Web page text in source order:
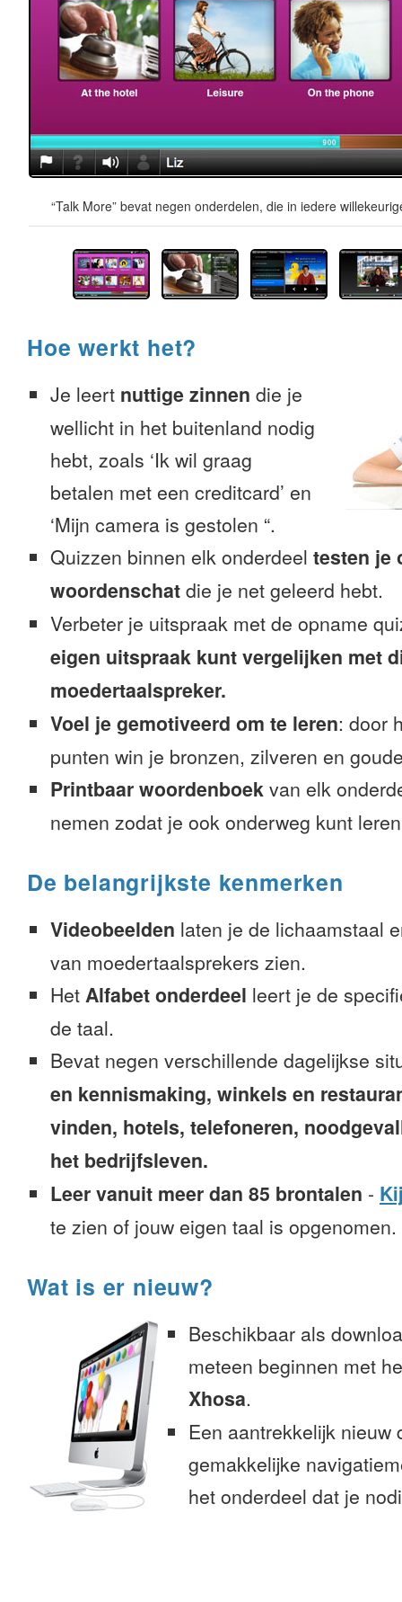
“Talk More” bevat negen onderdelen, die in iedere
Hoe werkt het?
Je leert nuttige zinnen die je
wellicht in het buitenland nodig
hebt, zoals ‘Ik wil graag
betalen met een creditcard’ en
‘Mijn camera is gestolen “.
Quizzen binnen elk onderdeel testen je
woordenschat die je net geleerd hebt.
Verbeter je uitspraak met de opname
eigen uitspraak kunt vergelijken met
moedertaalspreker.
Voel je gemotiveerd om te leren: door
punten win je bronzen, zilveren en
Printbaar woordenboek van elk
nemen zodat je ook onderweg kunt
De belangrijkste kenmerken
Videobeelden laten je de lichaamstaal
van moedertaalsprekers zien.
Het Alfabet onderdeel leert je de
de taal.
Bevat negen verschillende dagelijkse
en kennismaking, winkels en
vinden, hotels, telefoneren,
het bedrijfsleven.
Leer vanuit meer dan 85 brontalen -
te zien of jouw eigen taal is opgenomen.
Wat is er nieuw?
Beschikbaar als
meteen beginnen met
Xhosa.
Een aantrekkelijk nieuw
gemakkelijke
het onderdeel dat je